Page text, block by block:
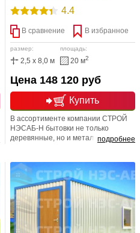
4.4
В сравнение В избранное
размер:
2,5 x 8,0 м
площадь:
20 м2
Купить
Цена 148 120 руб
подробнее
В ассортименте компании СТРОЙ
НЭСАБ-Н бытовки не только
деревянные, но и металлические. В
изготовителем данной продукции,
Вы всегда сможете обустроить
бытовку по своему усмотрению. Мы
БЕСПЛАТНО перенесем окна и
двери в нужное вам место! Мы
можем реализовать вашу мечту!